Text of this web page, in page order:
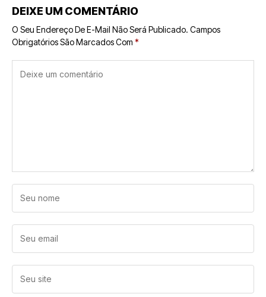
DEIXE UM COMENTÁRIO
O Seu Endereço De E-Mail Não Será Publicado. Campos
Obrigatórios São Marcados Com *